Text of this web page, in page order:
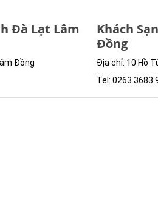
Đà Lạt Lâm
Đồng
Khách
Đồng
Địa chỉ: 10 Hồ
Tel: 0263 3683